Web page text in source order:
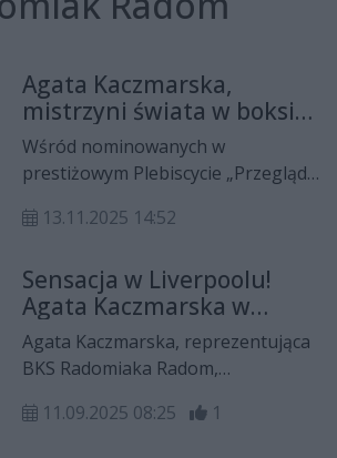
Agata Kaczmarska,
mistrzyni świata w boksie,
nominowana w
Plebiscycie "Przeglądu
Sportowego"!
Wśród nominowanych w
prestiżowym Plebiscycie „Przeglądu
Sportowca 2025 roku znalazła się
mistrzyni świata w boksie.
13.11.2025 14:52
Sensacja w Liverpoolu!
Agata Kaczmarska w
półfinale MŚ w boksie
Agata Kaczmarska, reprezentująca
BKS Radomiaka Radom,
mistrzostw świata w boksie
11.09.2025 08:25 1